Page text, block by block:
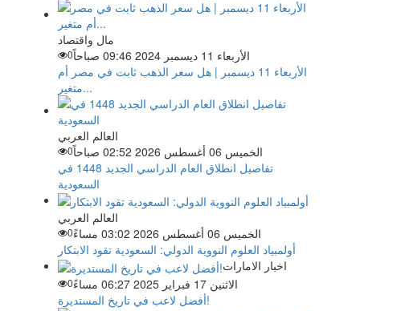
مال واقتصاد
الأربعاء 11 ديسمبر 2024 09:46 صباحاً
0
الأربعاء 11 ديسمبر | هل سعر الذهب ثابت في مصر أم
متغير...
العالم العربي
الخميس 06 أغسطس 2026 02:52 صباحاً
0
تفاصيل انطلاق العام الدراسي الجديد 1448 في
السعودية
العالم العربي
الخميس 06 أغسطس 2026 03:02 مساءً
0
أولمبياد العلوم النووية الدولي: السعودية تقود الابتكار
اخبار الامارات
الاثنين 17 فبراير 2025 06:27 مساءً
0
أفضل لاعب في تاريخ المستديرة!